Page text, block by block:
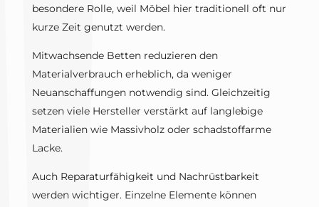
besondere Rolle, weil Möbel hier traditionell oft nur
kurze Zeit genutzt werden.
Mitwachsende Betten reduzieren den
Materialverbrauch erheblich, da weniger
Neuanschaffungen notwendig sind. Gleichzeitig
setzen viele Hersteller verstärkt auf langlebige
Materialien wie Massivholz oder schadstoffarme
Lacke.
Auch Reparaturfähigkeit und Nachrüstbarkeit
werden wichtiger. Einzelne Elemente können